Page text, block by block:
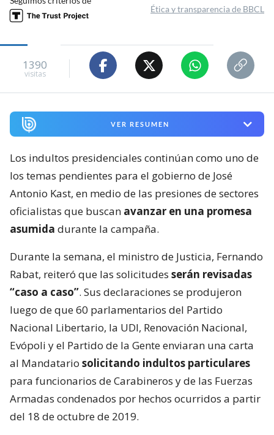
Ética y transparencia de BBCL
1390
visitas
VER RESUMEN
Los indultos presidenciales continúan como uno de
los temas pendientes para el gobierno de José
Antonio Kast, en medio de las presiones de sectores
oficialistas que buscan avanzar en una promesa
asumida durante la campaña.
Durante la semana, el ministro de Justicia, Fernando
Rabat, reiteró que las solicitudes serán revisadas
“caso a caso”. Sus declaraciones se produjeron
luego de que 60 parlamentarios del Partido
Nacional Libertario, la UDI, Renovación Nacional,
Evópoli y el Partido de la Gente enviaran una carta
al Mandatario solicitando indultos particulares
para funcionarios de Carabineros y de las Fuerzas
Armadas condenados por hechos ocurridos a partir
del 18 de octubre de 2019.